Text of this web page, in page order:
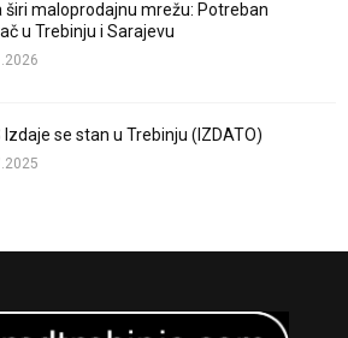
širi maloprodajnu mrežu: Potreban
u Trebinju i Sarajevu
Izdaje se stan u Trebinju (IZDATO)